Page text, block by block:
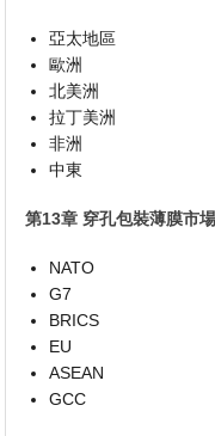
亞太地區
歐洲
北美洲
拉丁美洲
非洲
中東
第13章 穿孔包裝薄膜市
NATO
G7
BRICS
EU
ASEAN
GCC